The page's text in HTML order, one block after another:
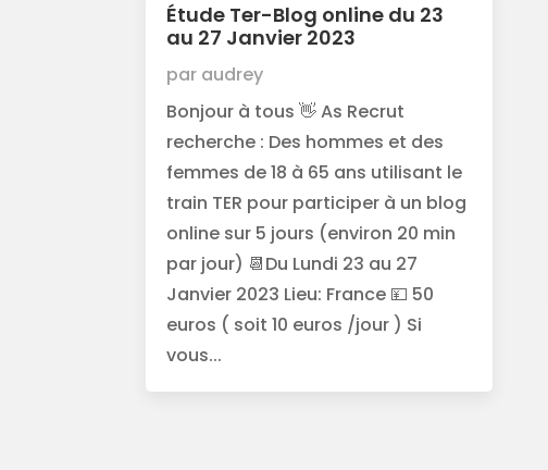
Étude Ter-Blog online du 23
au 27 Janvier 2023
par audrey
Bonjour à tous 👋 As Recrut
recherche : Des hommes et des
femmes de 18 à 65 ans utilisant le
train TER pour participer à un blog
online sur 5 jours (environ 20 min
par jour) 📆Du Lundi 23 au 27
Janvier 2023 Lieu: France 💴 50
euros ( soit 10 euros /jour ) Si
vous...